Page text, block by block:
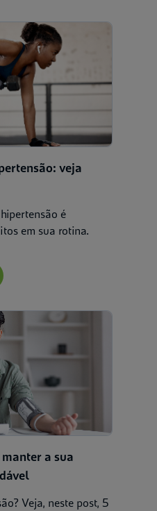
veja
é
em sua rotina.
a sua
Veja, neste post, 5